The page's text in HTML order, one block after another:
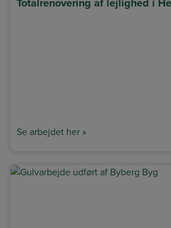
Totalrenovering af lejlighed i
Se arbejdet her »